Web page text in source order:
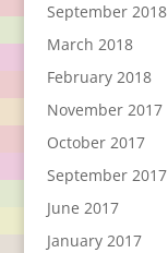
September 2018
March 2018
February 2018
November 2017
October 2017
September 2017
June 2017
January 2017